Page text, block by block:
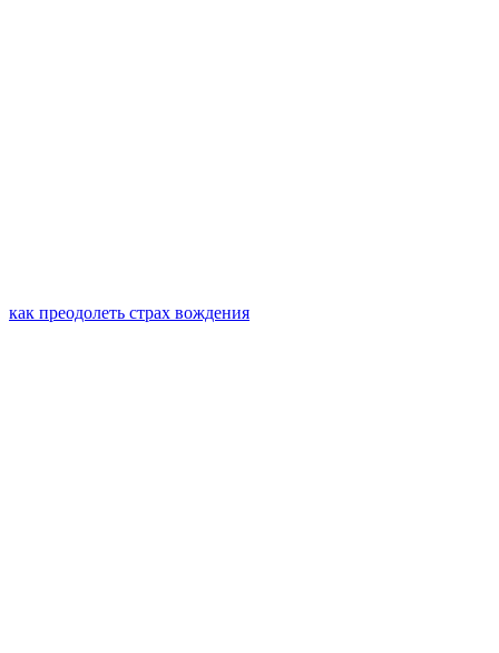
как преодолеть страх вождения